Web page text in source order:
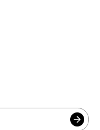
habitación
o muere en
un trámite
terquedad ética
de los
la verdadera
en los detalles
y los trucos
La